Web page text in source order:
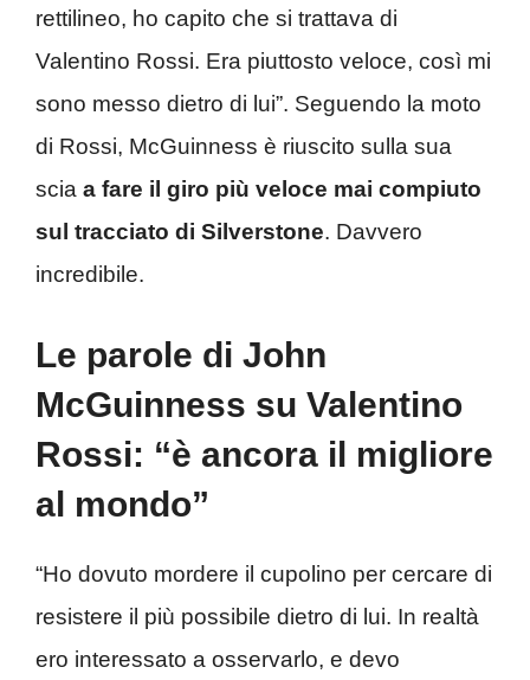
rettilineo, ho capito che si trattava di
Valentino Rossi. Era piuttosto veloce, così mi
sono messo dietro di lui”. Seguendo la moto
di Rossi, McGuinness è riuscito sulla sua
scia a fare il giro più veloce mai compiuto
sul tracciato di Silverstone. Davvero
incredibile.
Le parole di John
McGuinness su Valentino
Rossi: “è ancora il migliore
al mondo”
“Ho dovuto mordere il cupolino per cercare di
resistere il più possibile dietro di lui. In realtà
ero interessato a osservarlo, e devo